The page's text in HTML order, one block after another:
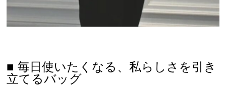
■ 毎日使いたくなる、私らしさを引き
立てるバッグ